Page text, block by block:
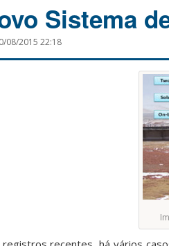
Sistema
08/2015 22:18